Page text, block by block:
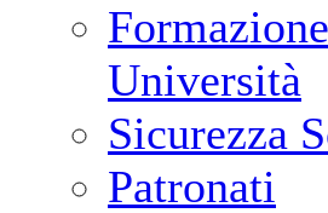
Università
Sicurezza
Patronati